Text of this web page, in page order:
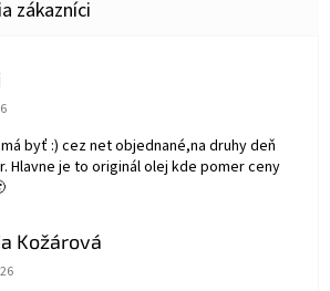
obchodu je 5 z 5 hviezdičiek.
byť :) cez net objednané,na druhy deň
Hlavne je to originál olej kde pomer ceny
Kožárová
obchodu je 5 z 5 hviezdičiek.